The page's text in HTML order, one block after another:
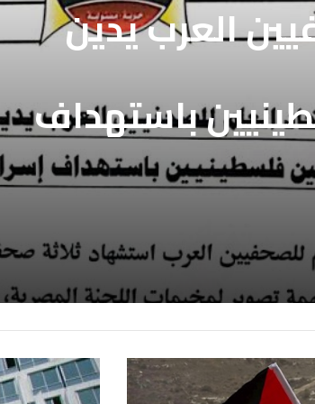
العرب يدين
باستهداف
غزة
العرب يطالب
عن
المعتقلين